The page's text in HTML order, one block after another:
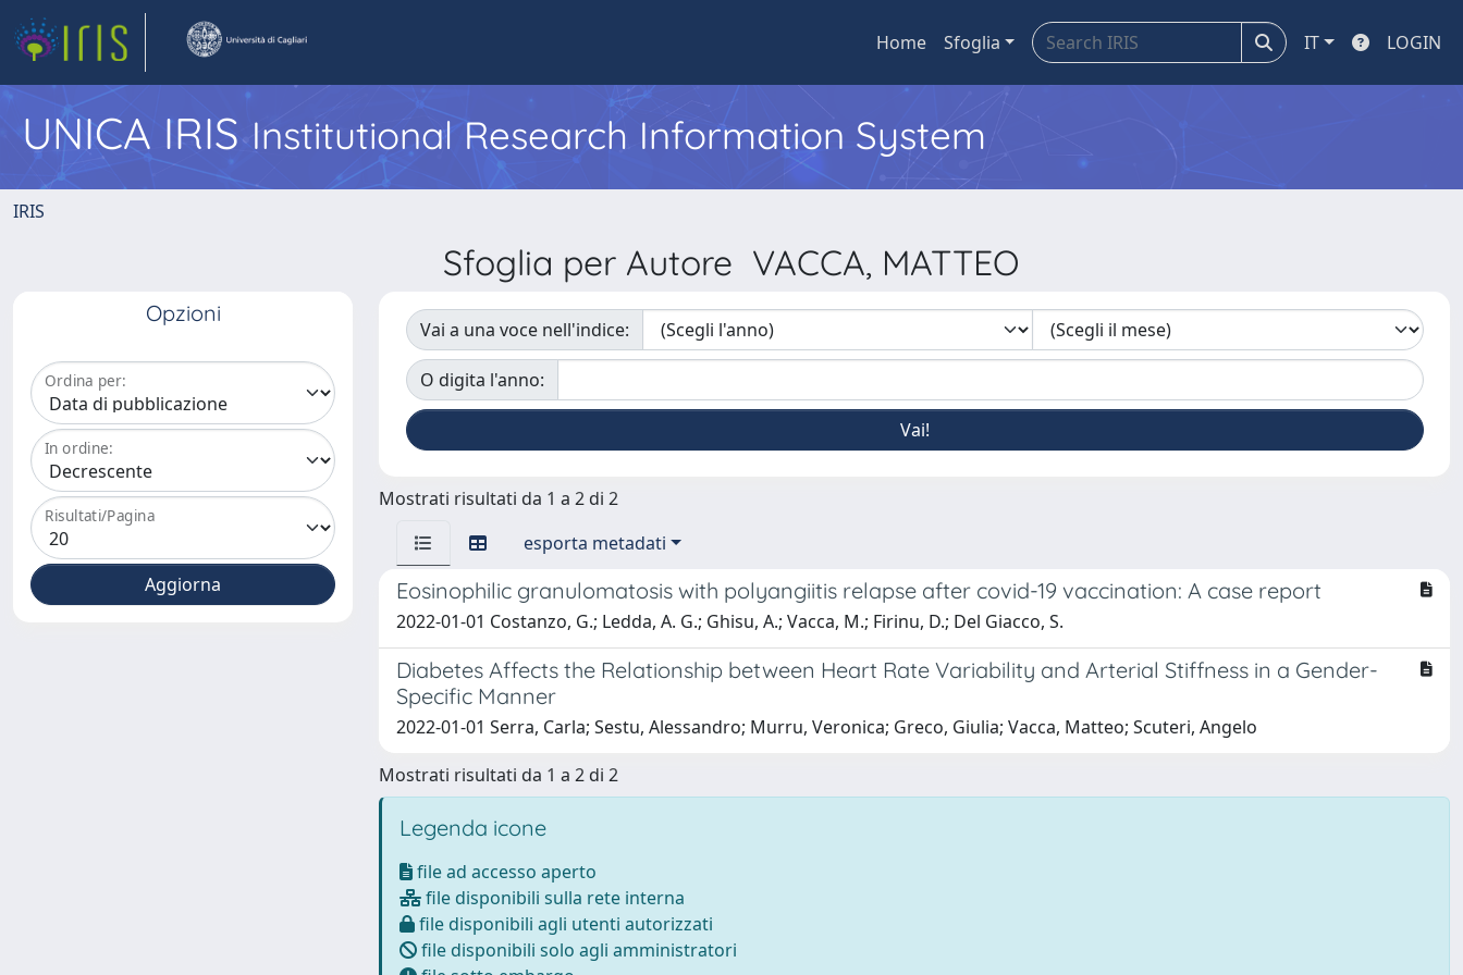
Home Sfoglia IT LOGIN
UNICA IRISInstitutional Research Information System
IRIS
Sfoglia per Autore VACCA, MATTEO
Opzioni
Ordina per:
In ordine:
Risultati/Pagina
Vai a una voce nell'indice:
O digita l'anno:
Mostrati risultati da 1 a 2 di 2
esporta metadati
Eosinophilic granulomatosis with polyangiitis relapse after covid-19 vaccination: A case report
2022-01-01 Costanzo, G.; Ledda, A. G.; Ghisu, A.; Vacca, M.; Firinu, D.; Del Giacco, S.
Diabetes Affects the Relationship between Heart Rate Variability and Arterial Stiffness in a Gender-
Specific Manner
2022-01-01 Serra, Carla; Sestu, Alessandro; Murru, Veronica; Greco, Giulia; Vacca, Matteo; Scuteri, Angelo
Mostrati risultati da 1 a 2 di 2
Legenda icone
file ad accesso aperto
file disponibili sulla rete interna
file disponibili agli utenti autorizzati
file disponibili solo agli amministratori